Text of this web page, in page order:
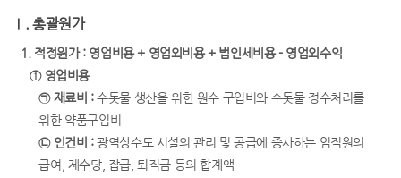
Ⅰ. 총괄원가
1. 적정원가 : 영업비용 + 영업외비용 + 법인세비용 - 영업외수익
① 영업비용
㉠ 재료비 :수돗물 생산을 위한 원수 구입비와 수돗물 정수처리를
위한 약품구입비
㉡ 인건비 :광역상수도 시설의 관리 및 공급에 종사하는 임직원의
급여, 제수당, 잡급, 퇴직금 등의 합계액